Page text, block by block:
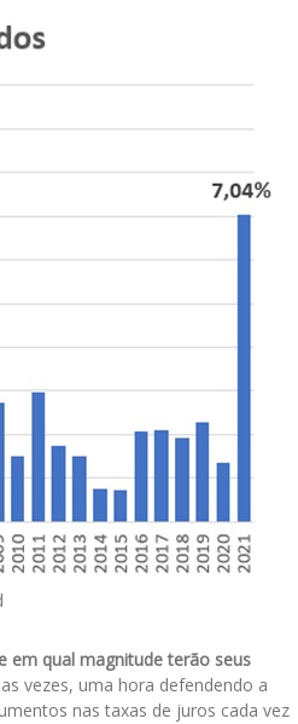
em qual magnitude terão seus
vezes, uma hora defendendo a
nas taxas de juros cada vez